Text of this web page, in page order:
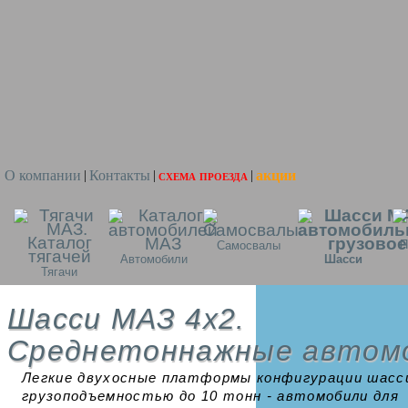
О компании Контакты схема проезда акции
Тягачи
Автомобили
Самосвалы
Шасси
Шасси МАЗ 4x2.
Среднетоннажные
Легкие двухосные платформы конфигурации
грузоподъемностью до 10 тонн - автомобили для